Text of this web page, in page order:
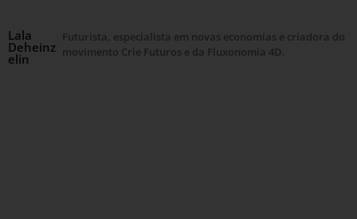
Lala
Deheinz
elin
Futurista, especialista em novas economias e criadora do
movimento Crie Futuros e da Fluxonomia 4D.